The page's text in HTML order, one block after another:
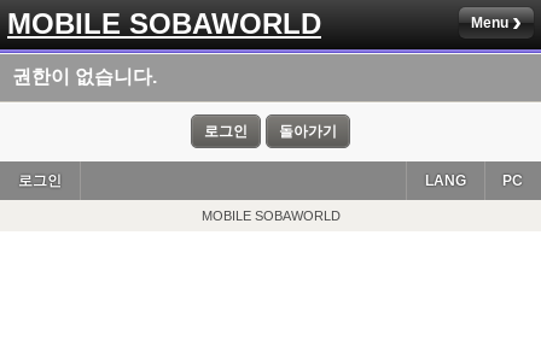
MOBILE SOBAWORLD Menu
권한이 없습니다.
로그인 돌아가기
로그인 PC
LANG
MOBILE SOBAWORLD